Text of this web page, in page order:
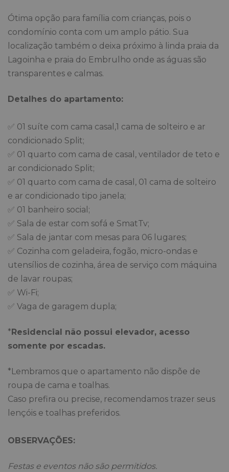
Ótima opção para família com crianças, pois o
condomínio conta com um amplo pátio. Sua
localização também o deixa próximo à linda praia da
Lagoinha e praia do Embrulho onde as águas são
transparentes e calmas.
Detalhes do apartamento:
✅ 01 suíte com cama casal,1 cama de solteiro e ar
condicionado Split;
✅ 01 quarto com cama de casal, ventilador de teto e
ar condicionado Split;
✅ 01 quarto com cama de casal, 01 cama de solteiro
e ar condicionado tipo janela;
✅ 01 banheiro social;
✅ Sala de estar com sofá e SmatTv;
✅ Sala de jantar com mesas para 06 lugares;
✅ Cozinha com geladeira, fogão, micro-ondas e
utensílios de cozinha, área de serviço com máquina
de lavar roupas;
✅ Wi-Fi;
✅ Vaga de garagem dupla;
* Residencial não possui elevador, acesso
somente por escadas.
*Lembramos que o apartamento não dispõe de
roupa de cama e toalhas.
Caso prefira ou precise, recomendamos trazer seus
lençóis e toalhas preferidos.
OBSERVAÇÕES:
Festas e eventos não são permitidos.